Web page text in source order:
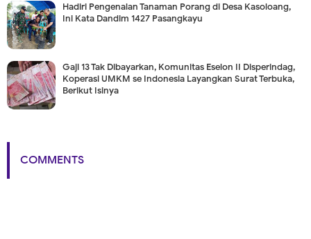
Hadiri Pengenalan Tanaman Porang di Desa Kasoloang,
Ini Kata Dandim 1427 Pasangkayu
Gaji 13 Tak Dibayarkan, Komunitas Eselon II Disperindag,
Koperasi UMKM se Indonesia Layangkan Surat Terbuka,
Berikut Isinya
COMMENTS